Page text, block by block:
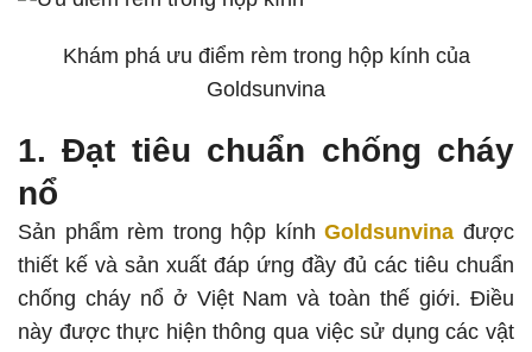
Khám phá ưu điểm rèm trong hộp kính của
Goldsunvina
1. Đạt tiêu chuẩn chống cháy
nổ
Sản phẩm rèm trong hộp kínhGoldsunvina được
thiết kế và sản xuất đáp ứng đầy đủ các tiêu chuẩn
chống cháy nổ ở Việt Nam và toàn thế giới. Điều
này được thực hiện thông qua việc sử dụng các vật